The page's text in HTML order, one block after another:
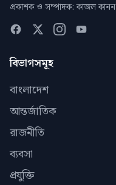
প্রকাশক ও সম্পাদক: কাজল কানন
বিভাগসমূহ
বাংলাদেশ
আন্তর্জাতিক
রাজনীতি
ব্যবসা
প্রযুক্তি